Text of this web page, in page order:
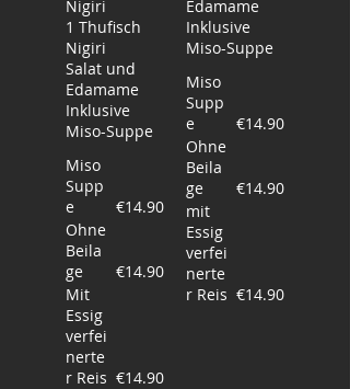
Nigiri
1 Thufisch
Nigiri
Salat und
Edamame
Inklusive
Miso-Suppe
Miso
Supp
e
€14.90
Ohne
Beila
ge
€14.90
Mit
Essig
verfei
nerte
r Reis €14.90
Edamame
Inklusive
Miso
Supp
e
€14.90
Ohne
Beila
ge
€14.90
mit
Essig
verfei
nerte
r Reis €14.90